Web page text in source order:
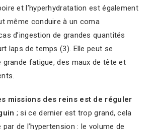
et l’hyperhydratation est également
même conduire à un coma
d’ingestion de grandes quantités
laps de temps (3). Elle peut se
grande fatigue, des maux de tête et
missions des reins est de réguler
; si ce dernier est trop grand, cela
de l’hypertension : le volume de